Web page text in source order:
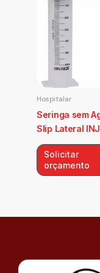
Hospitalar
Seringa sem
Slip Lateral
Solicitar
orçamento